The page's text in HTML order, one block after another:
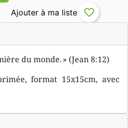
du monde. » (Jean 8:12)
format 15x15cm, avec
favorite_border